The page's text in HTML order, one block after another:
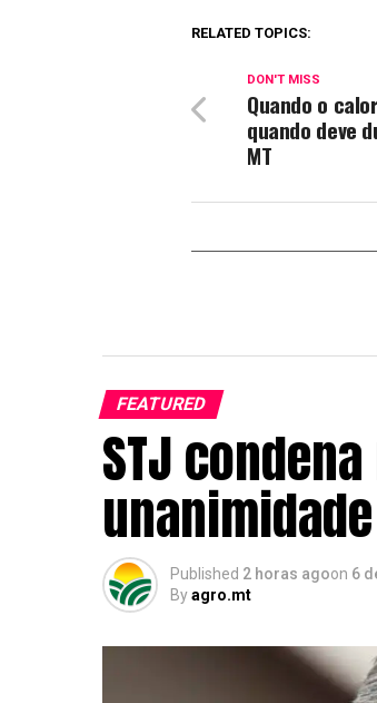
RELATED TOPICS:
DON'T MISS
Quando o
quando deve
MT
FEATURED
STJ
Published 2 horas agoon 6
Byagro.mt